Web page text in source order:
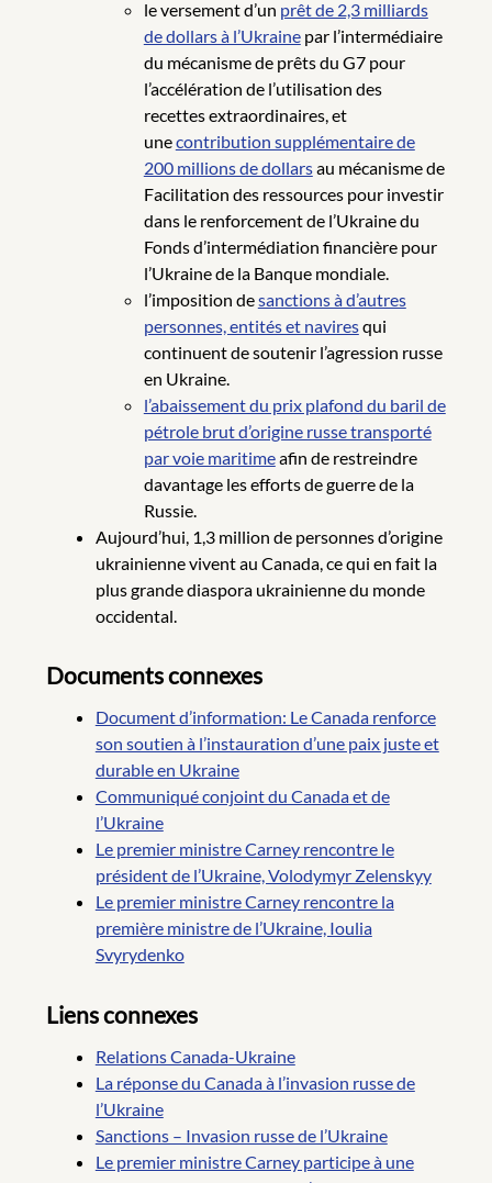
le versement d’un prêt de 2,3 milliards
de dollars à l’Ukrainepar l’intermédiaire
du mécanisme de prêts du G7 pour
l’accélération de l’utilisation des
recettes extraordinaires, et
unecontribution supplémentaire de
200 millions de dollarsau mécanisme de
Facilitation des ressources pour investir
dans le renforcement de l’Ukraine du
Fonds d’intermédiation financière pour
l’Ukraine de la Banque mondiale.
l’imposition desanctions à d’autres
personnes, entités et naviresqui
continuent de soutenir l’agression russe
en Ukraine.
l’abaissement du prix plafond du baril de
pétrole brut d’origine russe transporté
par voie maritimeafin de restreindre
davantage les efforts de guerre de la
Russie.
Aujourd’hui, 1,3 million de personnes d’origine
ukrainienne vivent au Canada, ce qui en fait la
plus grande diaspora ukrainienne du monde
occidental.
Documents connexes
Document d’information: Le Canada renforce
son soutien à l’instauration d’une paix juste et
durable en Ukraine
Communiqué conjoint du Canada et de
l’Ukraine
Le premier ministre Carney rencontre le
président de l’Ukraine, Volodymyr Zelenskyy
Le premier ministre Carney rencontre la
première ministre de l’Ukraine, Ioulia
Svyrydenko
Liens connexes
Relations Canada-Ukraine
La réponse du Canada à l’invasion russe de
l’Ukraine
Sanctions – Invasion russe de l’Ukraine
Le premier ministre Carney participe à une